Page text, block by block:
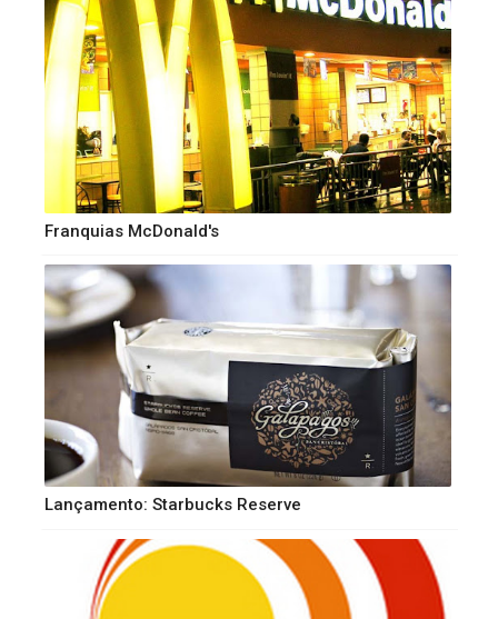
Franquias McDonald's
Lançamento: Starbucks Reserve